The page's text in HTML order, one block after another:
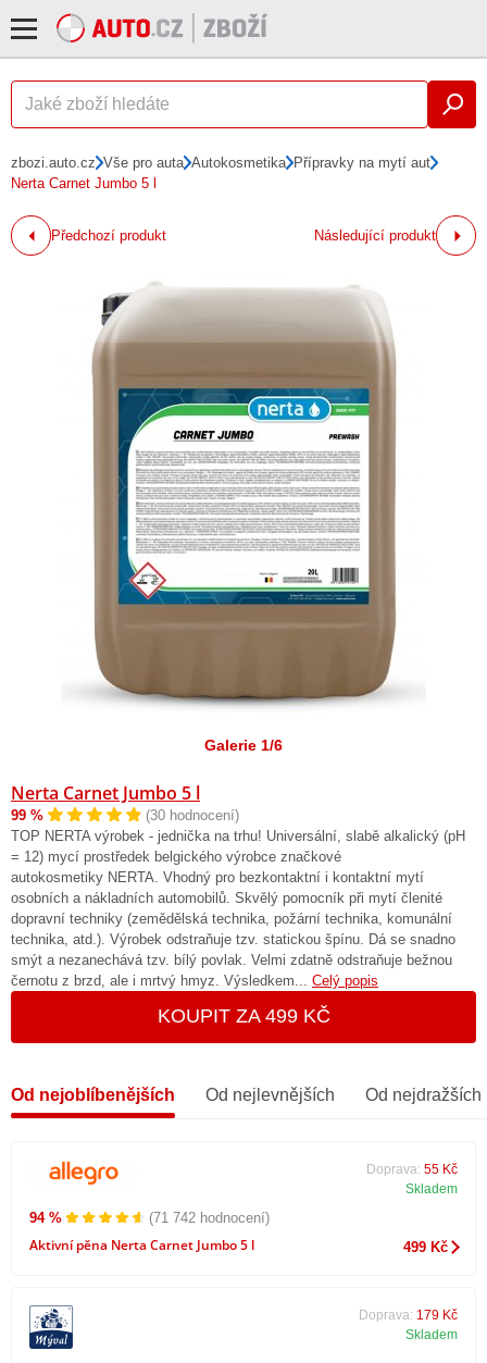
zbozi.auto.cz Vše pro auta Autokosmetika Přípravky na mytí aut
Nerta Carnet Jumbo 5 l
Předchozí produkt Následující produkt
Galerie 1/6
Nerta Carnet Jumbo 5 l
99 %
(30 hodnocení)
TOP NERTA výrobek - jednička na trhu! Universální, slabě alkalický (pH
= 12) mycí prostředek belgického výrobce značkové
autokosmetiky NERTA. Vhodný pro bezkontaktní i kontaktní mytí
osobních a nákladních automobilů. Skvělý pomocník při mytí členité
dopravní techniky (zemědělská technika, požární technika, komunální
technika, atd.). Výrobek odstraňuje tzv. statickou špínu. Dá se snadno
smýt a nezanechává tzv. bílý povlak. Velmi zdatně odstraňuje bežnou
černotu z brzd, ale i mrtvý hmyz. Výsledkem... Celý popis
KOUPIT ZA 499 KČ
Od nejoblíbenějších Od nejlevnějších Od nejdražších
94 % (71 742 hodnocení)
Aktivní pěna Nerta Carnet Jumbo 5 l
Doprava: 55 Kč
Skladem
499 Kč
Doprava: 179 Kč
Skladem